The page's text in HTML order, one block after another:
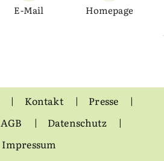
E-Mail Homepage
Kontakt
Presse
AGB
Datenschutz
Impressum